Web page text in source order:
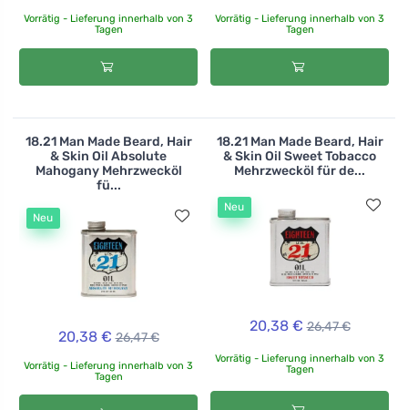
Vorrätig - Lieferung innerhalb von 3
Tagen
Vorrätig - Lieferung innerhalb von 3
Tagen
18.21 Man Made Beard, Hair
& Skin Oil Absolute
Mahogany Mehrzwecköl
fü...
Neu
20,38 € 26,47 €
Vorrätig - Lieferung innerhalb von 3
Tagen
18.21 Man Made Beard, Hair
& Skin Oil Sweet Tobacco
Mehrzwecköl für de...
Neu
20,38 € 26,47 €
Vorrätig - Lieferung innerhalb von 3
Tagen